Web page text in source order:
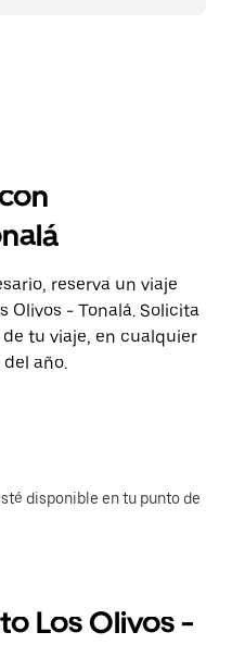
reserva un viaje
Olivos - Tonalá. Solicita
tu viaje, en cualquier
año.
disponible en tu punto de
Los Olivos -